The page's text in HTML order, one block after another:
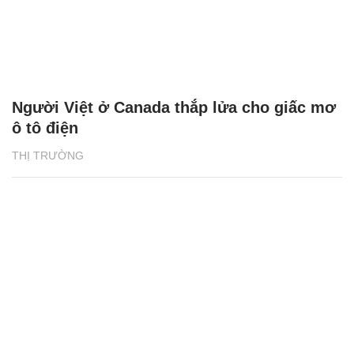
THỊ TRƯỜNG
Người Việt ở Canada thắp lửa cho giấc mơ
ô tô điện